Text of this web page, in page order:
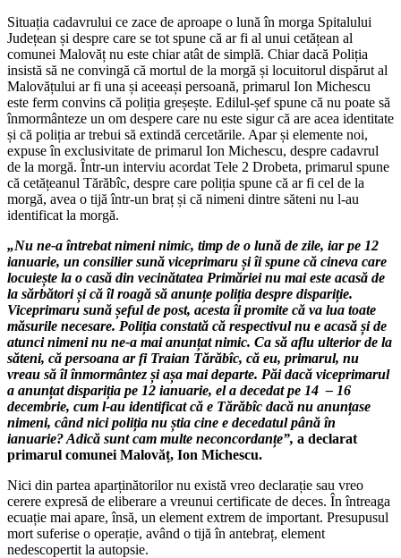
Situația cadavrului ce zace de aproape o lună în morga Spitalului
Județean și despre care se tot spune că ar fi al unui cetățean al
comunei Malovăț nu este chiar atât de simplă. Chiar dacă Poliția
insistă să ne convingă că mortul de la morgă și locuitorul dispărut al
Malovățului ar fi una și aceeași persoană, primarul Ion Michescu
este ferm convins că poliția greșește. Edilul-șef spune că nu poate să
înmormânteze un om despere care nu este sigur că are acea identitate
și că poliția ar trebui să extindă cercetările. Apar și elemente noi,
expuse în exclusivitate de primarul Ion Michescu, despre cadavrul
de la morgă. Într-un interviu acordat Tele 2 Drobeta, primarul spune
că cetățeanul Tărăbîc, despre care poliția spune că ar fi cel de la
morgă, avea o tijă într-un braț și că nimeni dintre săteni nu l-au
identificat la morgă.
„Nu ne-a întrebat nimeni nimic, timp de o lună de zile, iar pe 12
ianuarie, un consilier sună viceprimaru și îi spune că cineva care
locuiește la o casă din vecinătatea Primăriei nu mai este acasă de
la sărbători și că îl roagă să anunțe poliția despre dispariție.
Viceprimaru sună șeful de post, acesta îi promite că va lua toate
măsurile necesare. Poliția constată că respectivul nu e acasă și de
atunci nimeni nu ne-a mai anunțat nimic. Ca să aflu ulterior de la
săteni, că persoana ar fi Traian Tărăbîc, că eu, primarul, nu
vreau să îl înmormântez și așa mai departe. Păi dacă viceprimarul
a anunțat dispariția pe 12 ianuarie, el a decedat pe 14 – 16
decembrie, cum l-au identificat că e Tărăbîc dacă nu anunțase
nimeni, când nici poliția nu știa cine e decedatul până în
ianuarie? Adică sunt cam multe neconcordanțe”, a declarat
primarul comunei Malovăț, Ion Michescu.
Nici din partea aparținătorilor nu există vreo declarație sau vreo
cerere expresă de eliberare a vreunui certificate de deces. În întreaga
ecuație mai apare, însă, un element extrem de important. Presupusul
mort suferise o operație, având o tijă în antebraț, element
nedescopertit la autopsie.